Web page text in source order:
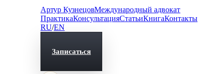
Артур КузнецовМеждународный адвокат
ПрактикаКонсультацияСтатьиКнигаКонтакты
RU/EN
Записаться